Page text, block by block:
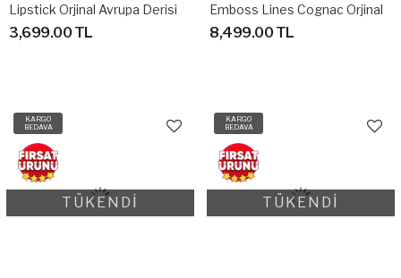
Lipstick Orjinal Avrupa Derisi
Cüzdan
3,699.00 TL
Emboss Lines Cognac Orjinal
Avrupa Derisi Cüzdan
8,499.00 TL
KARGO
BEDAVA
TÜKENDİ
KARGO
BEDAVA
TÜKENDİ